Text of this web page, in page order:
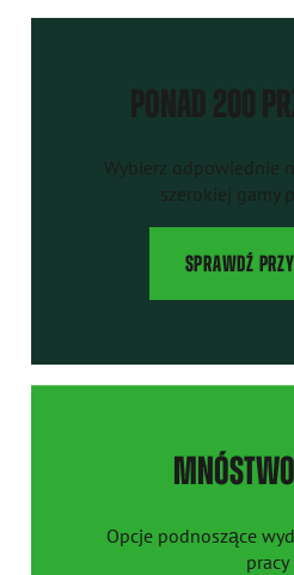
PONAD 200
Wybierz odpowiednie
szerokiej gamy
SPRAWDŹ
Opcje podnoszące
pracy